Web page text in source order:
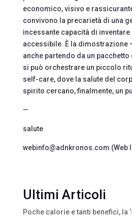
economico, visivo e
convivono la precarietà di una
incessante capacità di
accessibile. È la dimostrazione
anche partendo da un
si può orchestrare un piccolo
self-care, dove la salute del
spirito cercano, finalmente, un
—
salute
webinfo@adnkronos.com (Web
Ultimi Articoli
Poche calorie e tanti benefici, la